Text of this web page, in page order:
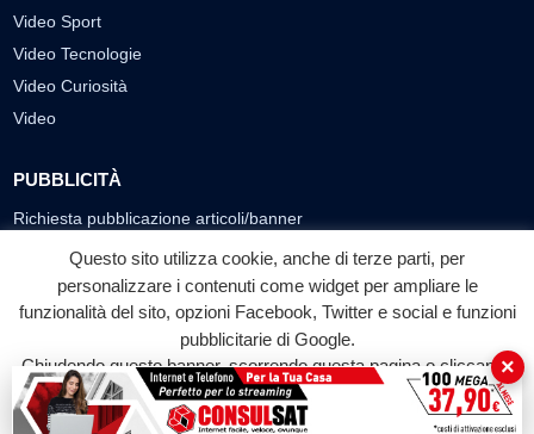
Video Sport
Video Tecnologie
Video Curiosità
Video
PUBBLICITÀ
Richiesta pubblicazione articoli/banner
SEGUICI SUI SOCIAL
f
Facebook
◎ ▶
YouTube
© 2026 LABTV - Tutti i diritti riservati
Questo sito utilizza cookie, anche di terze parti, per
personalizzare i contenuti come widget per ampliare le
funzionalità del sito, opzioni Facebook, Twitter e social e funzioni
pubblicitarie di Google.
Chiudendo questo banner, scorrendo questa pagina o cliccando
su qualunque suo elemento acconsenti all'uso dei cookie.
Accetta
×